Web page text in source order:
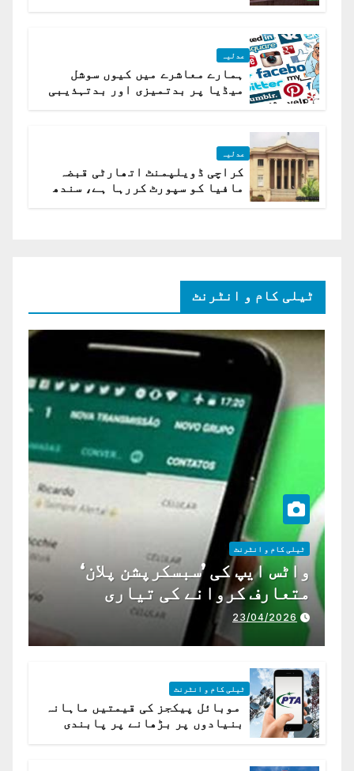
عدلیہ
ہمارے معاشرے میں کیوں سوشل
میڈیا پر بدتمیزی اور بدتہذیبی
عدلیہ
کراچی ڈویلپمنٹ اتھارٹی قبضہ
مافیا کو سپورٹ کررہا ہے، سندھ
ٹیلی کام و انٹرنٹ
ٹیلی کام و انٹرنٹ
واٹس ایپ کی ’سبسکرپشن پلان‘
متعارف کروانے کی تیاری
23/04/2026
ٹیلی کام و انٹرنٹ
موبائل پیکجز کی قیمتیں ماہانہ
بنیادوں پر بڑھانے پر پابندی